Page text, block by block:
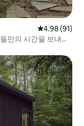
평점 4.98점(5
4.98 (91)
만의 시간을 보내세